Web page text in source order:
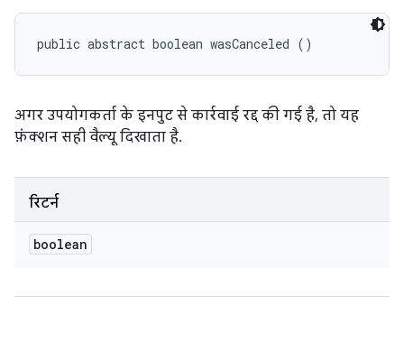
public abstract boolean wasCanceled ()
अगर उपयोगकर्ता के इनपुट से कार्रवाई रद्द की गई है, तो यह
फ़ंक्शन सही वैल्यू दिखाता है.
रिटर्न
boolean